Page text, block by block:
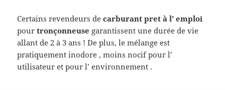
Certains revendeurs decarburant pret à l’ emploi
pourtronçonneuse garantissent une durée de vie
allant de 2 à 3 ans ! De plus, le mélange est
pratiquement inodore , moins nocif pour l’
utilisateur et pour l’ environnement .